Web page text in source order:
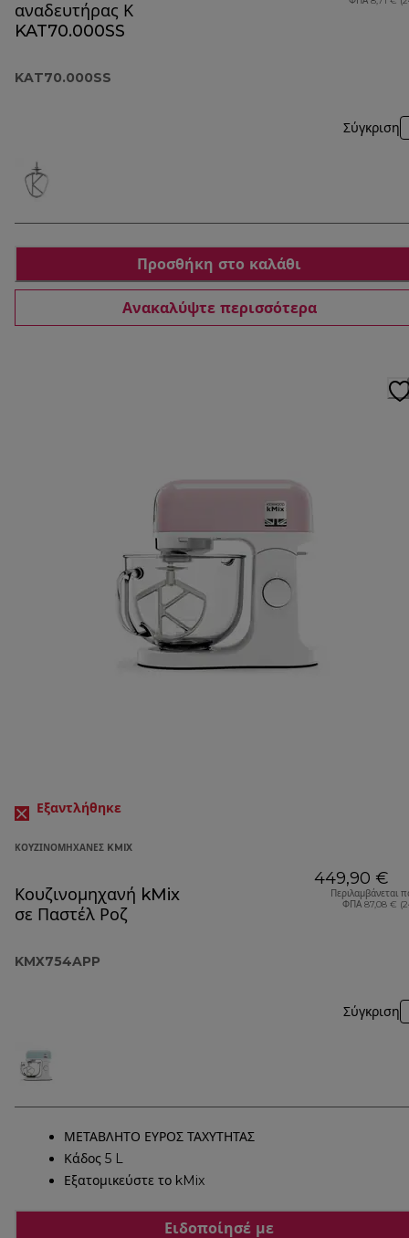
αναδευτήρας Κ
KAT70.000SS
KAT70.000SS
Σύγκριση
Προσθήκη στο καλάθι
Ανακαλύψτε περισσότερα
Εξαντλήθηκε
ΚΟΥΖΙΝΟΜΗΧΑΝΈΣ KMIX
Κουζινομηχανή kMix
σε Παστέλ Ροζ
KMX754APP
449,90 €
Περιλαμβάνεται
ΦΠΑ 87,08 €
Σύγκριση
ΜΕΤΑΒΛΗΤΟ ΕΥΡΟΣ ΤΑΧΥΤΗΤΑΣ
Κάδος 5 L
Εξατομικεύστε το kMix
Ειδοποίησέ με